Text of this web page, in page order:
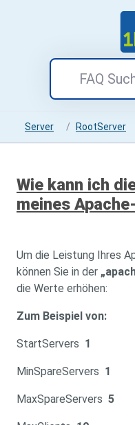
Server RootServer
Wie kann ich
meines
Um die Leistung Ihres
können Sie in der
die Werte erhöhen:
Zum Beispiel von:
StartServers 1
MinSpareServers 1
MaxSpareServers 5